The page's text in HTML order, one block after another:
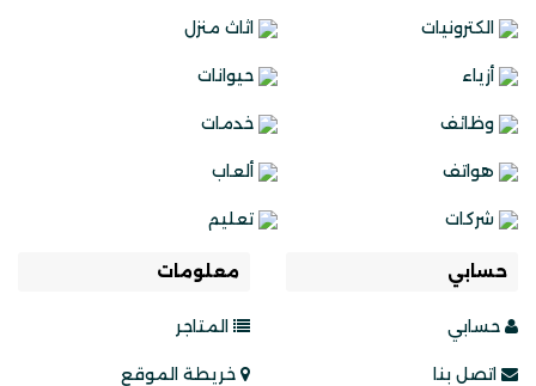
الكترونيات اثاث منزل
أزياء حيوانات
وظائف خدمات
هواتف ألعاب
شركات تعليم
حسابي
حسابي
اتصل بنا
معلومات
المتاجر
خريطة الموقع